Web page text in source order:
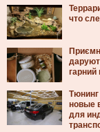
что
гарний
новые
для